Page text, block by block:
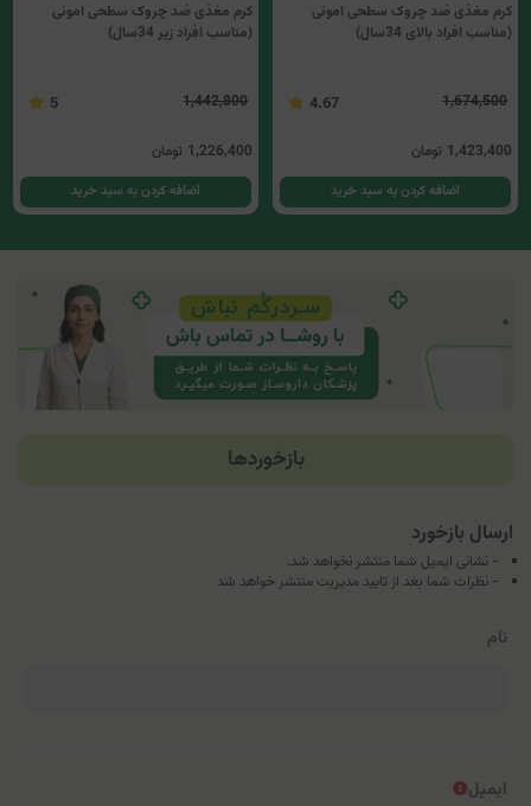
کرم مغذی ضد چروک سطحی امونی
(مناسب افراد بالای 34سال)
1,674,500
4.67
1,423,400 تومان
اضافه کردن به سبد خرید
کرم مغذی ضد چروک سطحی امونی
(مناسب افراد زیر 34سال)
1,442,800
5
1,226,400 تومان
اضافه کردن به سبد خرید
بازخوردها
ارسال بازخورد
- نشانی ایمیل شما منتشر نخواهد شد.
- نظرات شما بعد از تایید مدیریت منتشر خواهد شد
نام
ایمیل